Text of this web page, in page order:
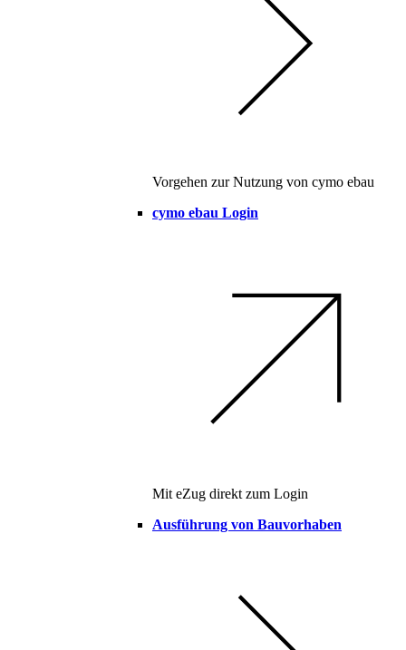
Vorgehen zur Nutzung von cymo ebau
cymo ebau Login
Mit eZug direkt zum Login
Ausführung von Bauvorhaben